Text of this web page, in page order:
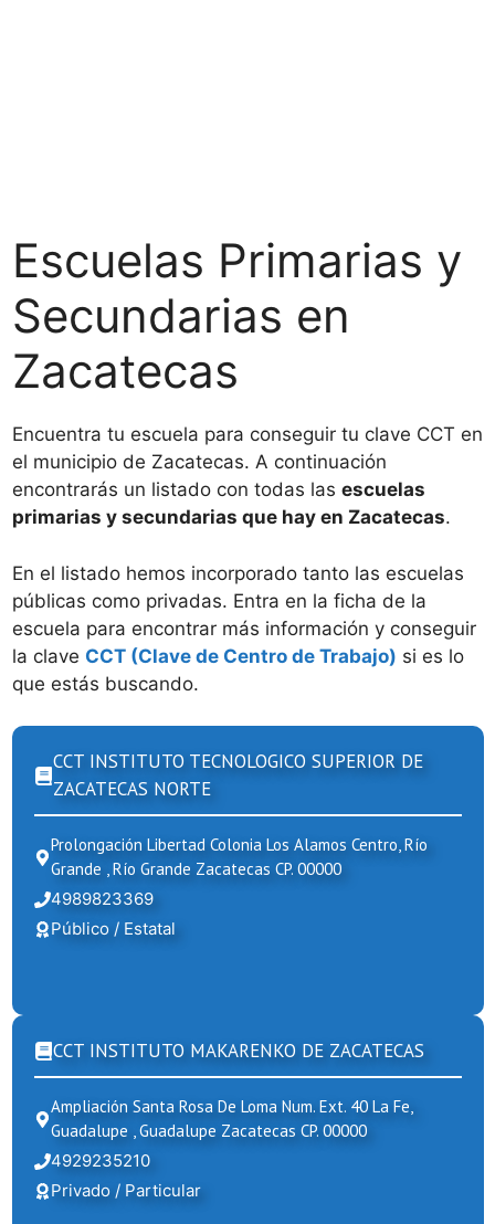
Escuelas Primarias y
Secundarias en
Zacatecas
Encuentra tu escuela para conseguir tu clave CCT en
el municipio de Zacatecas. A continuación
encontrarás un listado con todas las escuelas
primarias y secundarias que hay en Zacatecas.
En el listado hemos incorporado tanto las escuelas
públicas como privadas. Entra en la ficha de la
escuela para encontrar más información y conseguir
la clave CCT (Clave de Centro de Trabajo) si es lo
que estás buscando.
CCT INSTITUTO TECNOLOGICO SUPERIOR DE
ZACATECAS NORTE
Prolongación Libertad Colonia Los Alamos Centro, Río
Grande , Río Grande Zacatecas CP. 00000
4989823369
Público / Estatal
CCT INSTITUTO MAKARENKO DE ZACATECAS
Ampliación Santa Rosa De Loma Num. Ext. 40 La Fe,
Guadalupe , Guadalupe Zacatecas CP. 00000
4929235210
Privado / Particular